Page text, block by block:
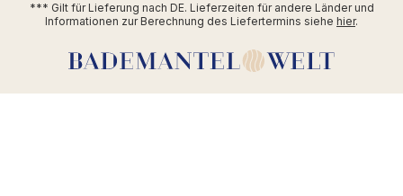
*** Gilt für Lieferung nach DE. Lieferzeiten für andere Länder und
Informationen zur Berechnung des Liefertermins siehe hier.